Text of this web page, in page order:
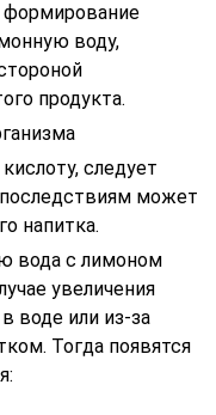
воду,
продукта.
следует
может
напитка.
вода с лимоном
увеличения
воде или из-за
Тогда появятся